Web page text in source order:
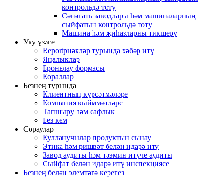
контрольдә тоту
Сәнәгать заводлары һәм машиналарның
сыйфатын контрольдә тоту
Машина һәм җиһазларны тикшерү
Уку үзәге
Reportрнәкләр турында хәбәр итү
Яңалыклар
Броньлау формасы
Кораллар
Безнең турында
Клиентның күрсәтмәләре
Компания кыйммәтләре
Тапшыру һәм сафлык
Без кем
Сораулар
Кулланучылар продуктын сынау
Этика һәм ришвәт белән идарә итү
Завод аудиты һәм тәэмин итүче аудиты
Сыйфат белән идарә итү инспекциясе
Безнең белән элемтәгә керегез